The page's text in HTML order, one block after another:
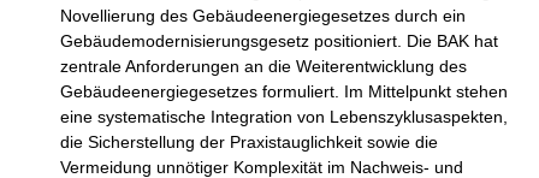
Novellierung des Gebäudeenergiegesetzes durch ein
Gebäudemodernisierungsgesetz positioniert. Die BAK hat
zentrale Anforderungen an die Weiterentwicklung des
Gebäudeenergiegesetzes formuliert. Im Mittelpunkt stehen
eine systematische Integration von Lebenszyklusaspekten,
die Sicherstellung der Praxistauglichkeit sowie die
Vermeidung unnötiger Komplexität im Nachweis- und